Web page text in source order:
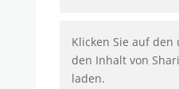
Klicken Sie auf
den Inhalt von
laden.